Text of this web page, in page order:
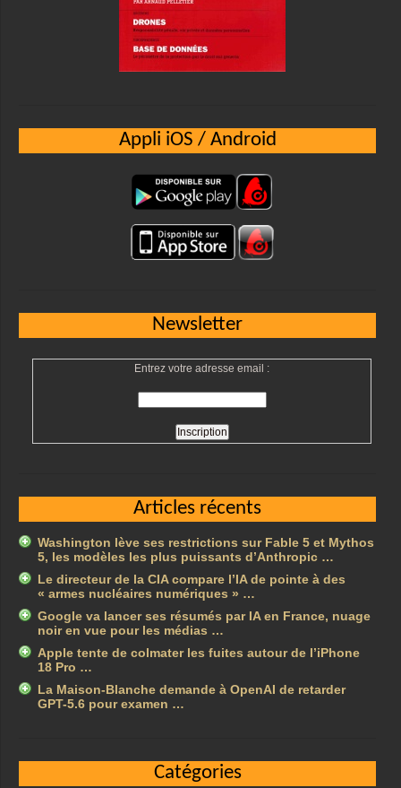
Appli iOS / Android
Newsletter
Entrez votre adresse email :
Articles récents
Washington lève ses restrictions sur Fable 5 et Mythos
5, les modèles les plus puissants d’Anthropic …
Le directeur de la CIA compare l’IA de pointe à des
« armes nucléaires numériques » …
Google va lancer ses résumés par IA en France, nuage
noir en vue pour les médias …
Apple tente de colmater les fuites autour de l’iPhone
18 Pro …
La Maison-Blanche demande à OpenAI de retarder
GPT-5.6 pour examen …
Catégories